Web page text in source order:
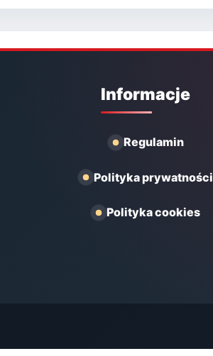
Informacje
Regulamin
Polityka prywatności
Polityka cookies